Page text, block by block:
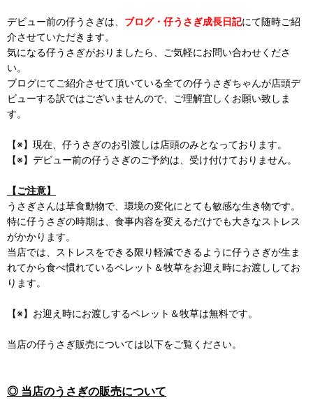
デビュー前の仔うさぎは、 ブログ・仔うさぎ成長日記にて随時ご紹
介させていただきます。
気になる仔うさぎがおりましたら、ご気軽にお問い合わせくださ
い。
ブログにてご紹介させて頂いている全ての仔うさぎちゃんが店頭デ
ビューする訳ではございませんので、ご理解宜しくお願い致しま
す。
【※】現在、仔うさぎのお引渡しは店頭のみとなっております。
【※】デビュー前の仔うさぎのご予約は、受け付けておりません。
【ご注意】
うさぎさんは草食動物で、環境の変化にとても敏感な生き物です。
特に仔うさぎの時期は、食事内容を変えるだけでも大きなストレス
がかかります。
当店では、ストレスをできる限り軽減できるように仔うさぎが生ま
れてから食べ慣れているペレット＆牧草をお迎え時にお渡ししてお
ります。
【※】お迎え時にお渡しするペレット＆牧草は無料です。
当店の仔うさぎ販売については以下をご覧ください。
◎ 当店のうさぎの販売について